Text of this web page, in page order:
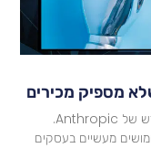
גלו את Claude, מודל הבינה המלאכותית החדש של Anthropic.
מעשיים בעסקים